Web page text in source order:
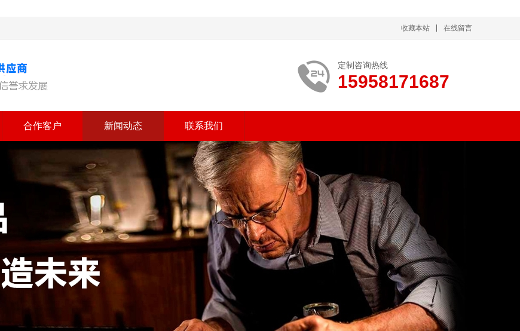
收藏本站 在线留言
定制咨询热线
15958171687
合作客户 新闻动态 联系我们